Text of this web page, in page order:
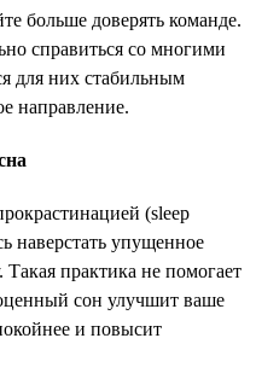
больше доверять команде.
справиться со многими
для них стабильным
направление.
(sleep
наверстать упущенное
Такая практика не помогает
сон улучшит ваше
и повысит